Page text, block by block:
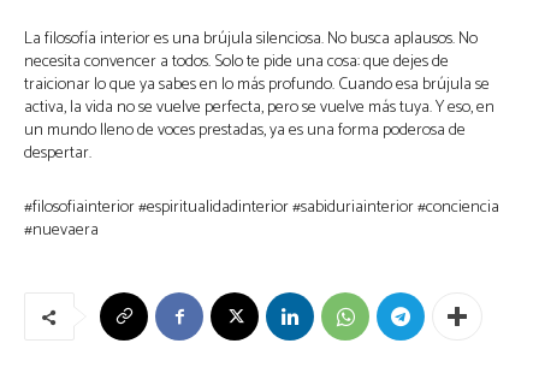
La filosofía interior es una brújula silenciosa. No busca aplausos. No
necesita convencer a todos. Solo te pide una cosa: que dejes de
traicionar lo que ya sabes en lo más profundo. Cuando esa brújula se
activa, la vida no se vuelve perfecta, pero se vuelve más tuya. Y eso, en
un mundo lleno de voces prestadas, ya es una forma poderosa de
despertar.
#filosofiainterior #espiritualidadinterior #sabiduriainterior #conciencia
#nuevaera